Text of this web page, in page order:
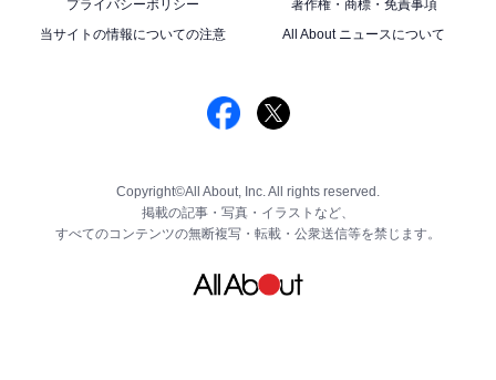
プライバシーポリシー
著作権・商標・免責事項
当サイトの情報についての注意
All About ニュースについて
Copyright©All About, Inc. All rights reserved.
掲載の記事・写真・イラストなど、
すべてのコンテンツの無断複写・転載・公衆送信等を禁じます。